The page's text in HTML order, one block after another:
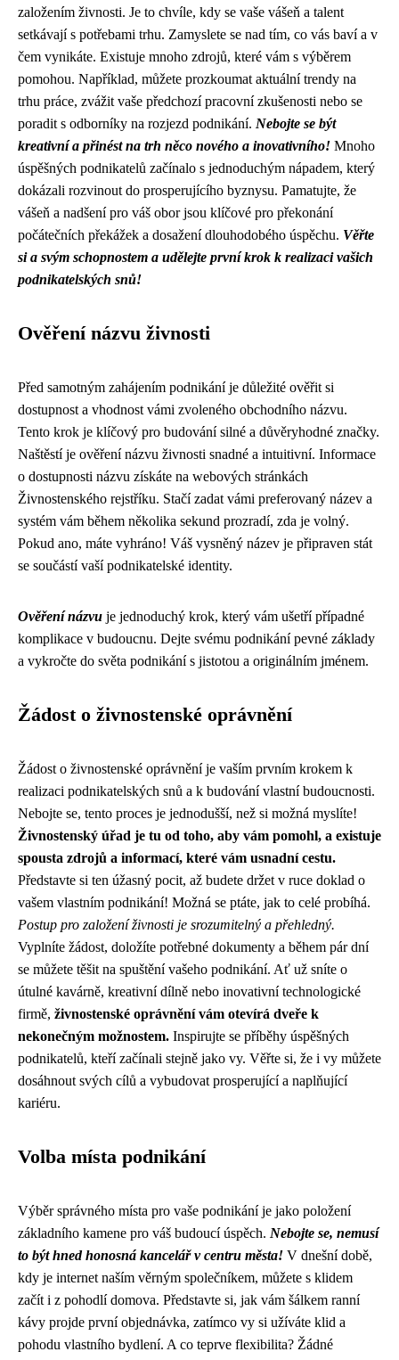
založením živnosti. Je to chvíle, kdy se vaše vášeň a talent
setkávají s potřebami trhu. Zamyslete se nad tím, co vás baví a v
čem vynikáte. Existuje mnoho zdrojů, které vám s výběrem
pomohou. Například, můžete prozkoumat aktuální trendy na
trhu práce, zvážit vaše předchozí pracovní zkušenosti nebo se
poradit s odborníky na rozjezd podnikání. Nebojte se být
kreativní a přinést na trh něco nového a inovativního! Mnoho
úspěšných podnikatelů začínalo s jednoduchým nápadem, který
dokázali rozvinout do prosperujícího byznysu. Pamatujte, že
vášeň a nadšení pro váš obor jsou klíčové pro překonání
počátečních překážek a dosažení dlouhodobého úspěchu. Věřte
si a svým schopnostem a udělejte první krok k realizaci vašich
podnikatelských snů!
Ověření názvu živnosti
Před samotným zahájením podnikání je důležité ověřit si
dostupnost a vhodnost vámi zvoleného obchodního názvu.
Tento krok je klíčový pro budování silné a důvěryhodné značky.
Naštěstí je ověření názvu živnosti snadné a intuitivní. Informace
o dostupnosti názvu získáte na webových stránkách
Živnostenského rejstříku. Stačí zadat vámi preferovaný název a
systém vám během několika sekund prozradí, zda je volný.
Pokud ano, máte vyhráno! Váš vysněný název je připraven stát
se součástí vaší podnikatelské identity.
Ověření názvu je jednoduchý krok, který vám ušetří případné
komplikace v budoucnu. Dejte svému podnikání pevné základy
a vykročte do světa podnikání s jistotou a originálním jménem.
Žádost o živnostenské oprávnění
Žádost o živnostenské oprávnění je vaším prvním krokem k
realizaci podnikatelských snů a k budování vlastní budoucnosti.
Nebojte se, tento proces je jednodušší, než si možná myslíte!
Živnostenský úřad je tu od toho, aby vám pomohl, a existuje
spousta zdrojů a informací, které vám usnadní cestu.
Představte si ten úžasný pocit, až budete držet v ruce doklad o
vašem vlastním podnikání! Možná se ptáte, jak to celé probíhá.
Postup pro založení živnosti je srozumitelný a přehledný.
Vyplníte žádost, doložíte potřebné dokumenty a během pár dní
se můžete těšit na spuštění vašeho podnikání. Ať už sníte o
útulné kavárně, kreativní dílně nebo inovativní technologické
firmě, živnostenské oprávnění vám otevírá dveře k
nekonečným možnostem. Inspirujte se příběhy úspěšných
podnikatelů, kteří začínali stejně jako vy. Věřte si, že i vy můžete
dosáhnout svých cílů a vybudovat prosperující a naplňující
kariéru.
Volba místa podnikání
Výběr správného místa pro vaše podnikání je jako položení
základního kamene pro váš budoucí úspěch. Nebojte se, nemusí
to být hned honosná kancelář v centru města! V dnešní době,
kdy je internet naším věrným společníkem, můžete s klidem
začít i z pohodlí domova. Představte si, jak vám šálkem ranní
kávy projde první objednávka, zatímco vy si užíváte klid a
pohodu vlastního bydlení. A co teprve flexibilita? Žádné